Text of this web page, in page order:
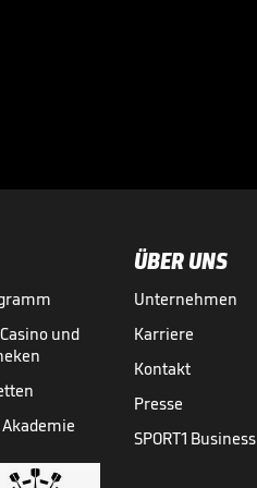
und
Akademie
ÜBER UNS
Unternehmen
Karriere
Kontakt
Presse
SPORT1 Business